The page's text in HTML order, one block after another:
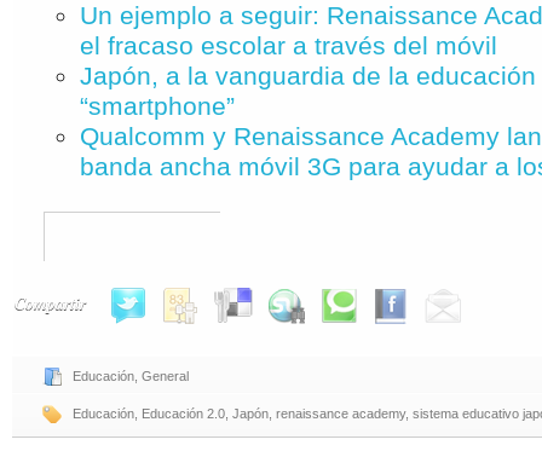
Un ejemplo a seguir: Renaissance
el fracaso escolar a través del móvil
Japón, a la vanguardia de la
“smartphone”
Qualcomm y Renaissance Academy
banda ancha móvil 3G para ayudar a
Compartir
Educación, General
Educación, Educación 2.0, Japón, renaissance academy, sistema educativo